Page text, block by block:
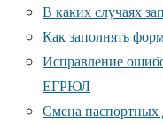
В каких случаях
Как заполнять
Исправление
ЕГРЮЛ
Смена паспортных